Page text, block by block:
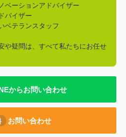
ベーションアドバイザー
バイザー
ベテランスタッフ
や疑問は、すべて私たちにお任せ
からお問い合わせ
お問い合わせ